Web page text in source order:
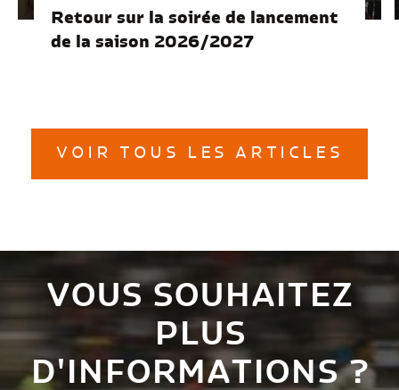
Retour sur la soirée de lancement
de la saison 2026/2027
VOIR TOUS LES ARTICLES
VOUS SOUHAITEZ
PLUS
D'INFORMATIONS ?